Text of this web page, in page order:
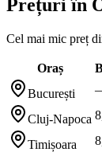
Prețuri în
Cel mai mic preț
Oraș
București
Cluj-Napoca
Timișoara